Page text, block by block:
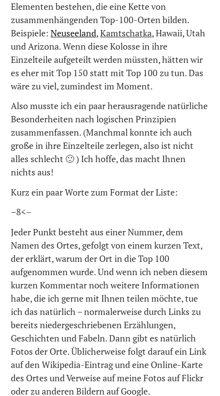
Elementen bestehen, die eine Kette von
zusammenhängenden Top-100-Orten bilden.
Beispiele:Neuseeland,Kamtschatka, Hawaii, Utah
und Arizona. Wenn diese Kolosse in ihre
Einzelteile aufgeteilt werden müssten, hätten wir
es eher mit Top 150 statt mit Top 100 zu tun. Das
wäre zu viel, zumindest im Moment.
Also musste ich ein paar herausragende natürliche
Besonderheiten nach logischen Prinzipien
zusammenfassen. (Manchmal konnte ich auch
große in ihre Einzelteile zerlegen, also ist nicht
alles schlecht 🙂 ) Ich hoffe, das macht Ihnen
nichts aus!
Kurz ein paar Worte zum Format der Liste:
–8<–
Jeder Punkt besteht aus einer Nummer, dem
Namen des Ortes, gefolgt von einem kurzen Text,
der erklärt, warum der Ort in die Top 100
aufgenommen wurde. Und wenn ich neben diesem
kurzen Kommentar noch weitere Informationen
habe, die ich gerne mit Ihnen teilen möchte, tue
ich das natürlich – normalerweise durch Links zu
bereits niedergeschriebenen Erzählungen,
Geschichten und Fabeln. Dann gibt es natürlich
Fotos der Orte. Üblicherweise folgt darauf ein Link
auf den Wikipedia-Eintrag und eine Online-Karte
des Ortes und Verweise auf meine Fotos auf Flickr
oder zu anderen Bildern auf Google.